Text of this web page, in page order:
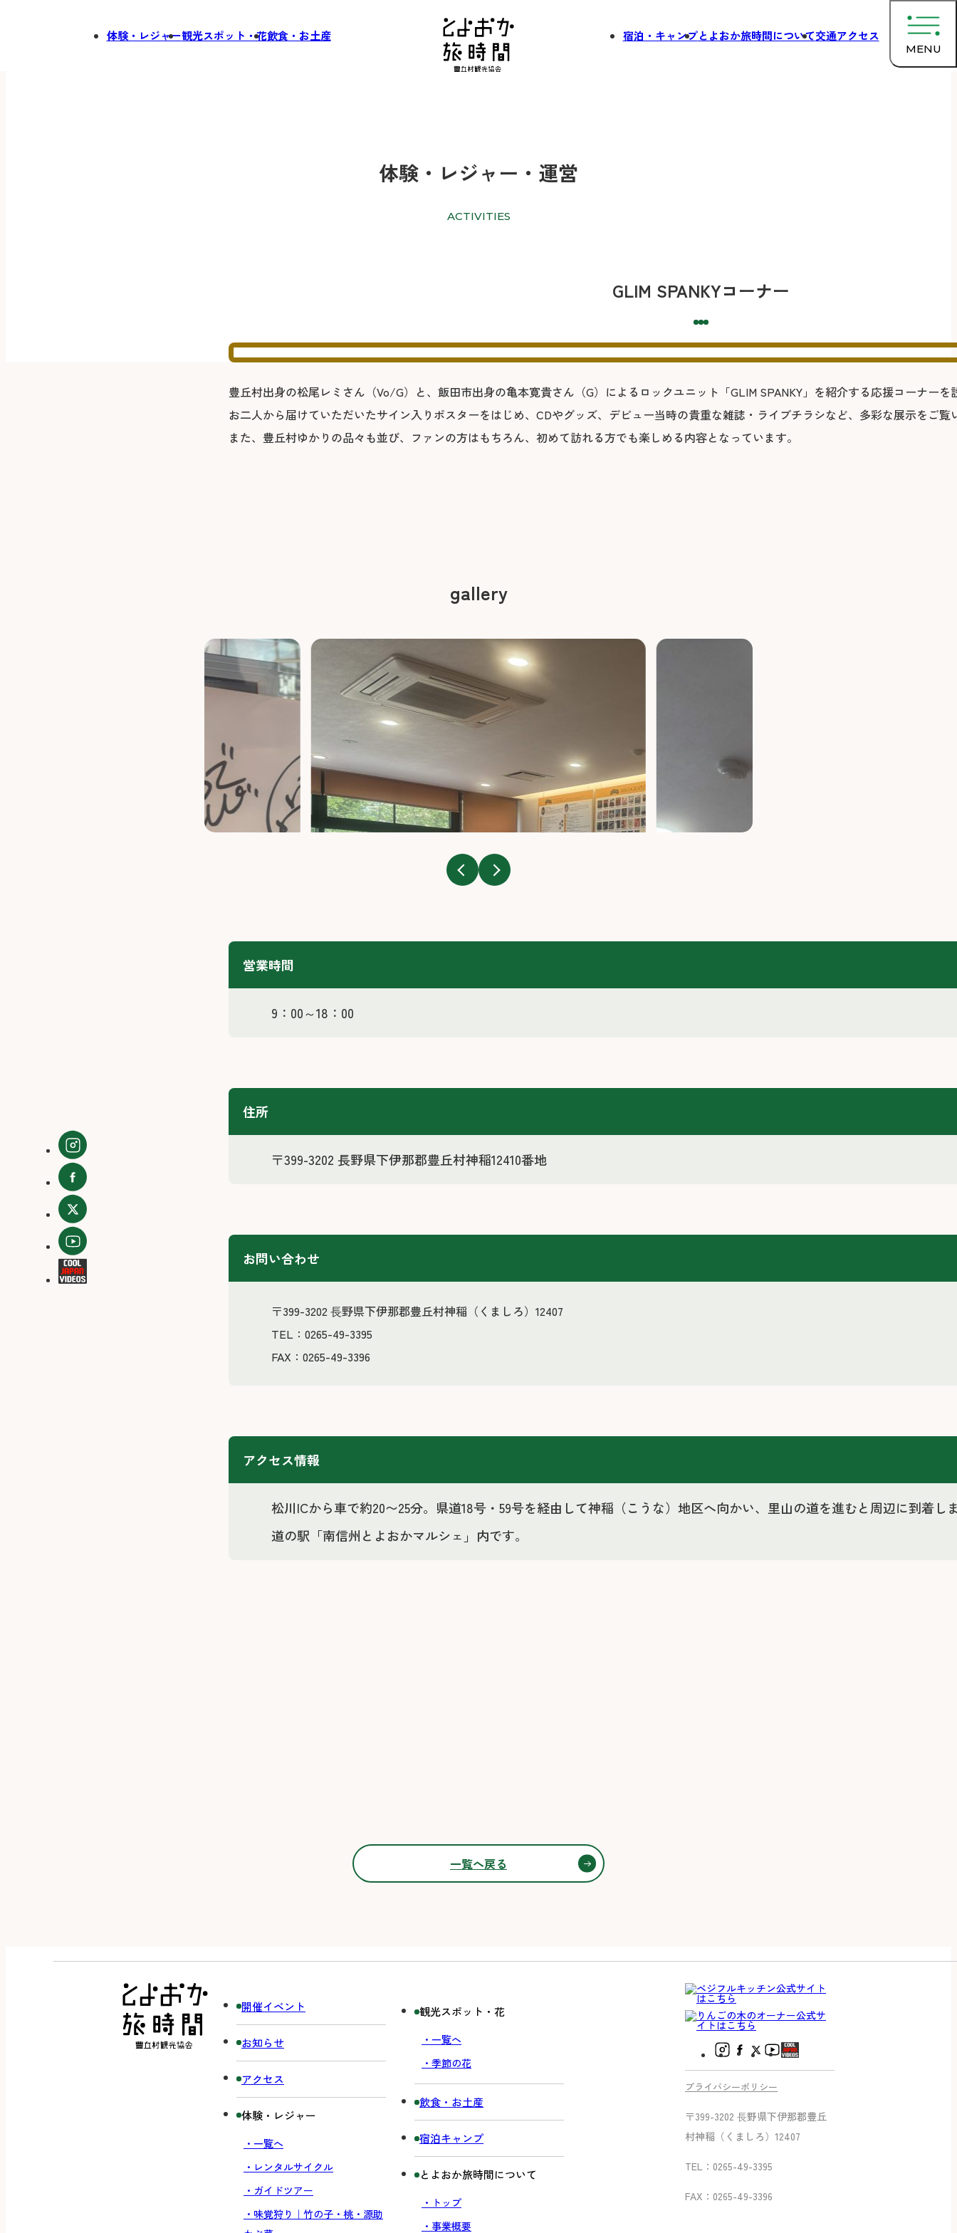
MENU
体験・レジャー観光スポット・花飲食・お土産 宿泊・キャンプとよおか旅時間について交通アクセス
体験・レジャー・運営
ACTIVITIES
GLIM SPANKYコーナー
豊丘村出身の松尾レミさん（Vo/G）と、飯田市出身の亀本寛貴さん（G）によるロックユニット「GLIM SPANKY」を紹介する応援コーナーを
お二人から届けていただいたサイン入りポスターをはじめ、CDやグッズ、デビュー当時の貴重な雑誌・ライブチラシなど、多彩な展示をご覧
また、豊丘村ゆかりの品々も並び、ファンの方はもちろん、初めて訪れる方でも楽しめる内容となっています。
gallery
営業時間
9：00～18：00
住所
〒399-3202 長野県下伊那郡豊丘村神稲12410番地
お問い合わせ
〒399-3202 ⻑野県下伊那郡豊丘村神稲（くましろ）12407
TEL：0265-49-3395
FAX：0265-49-3396
アクセス情報
松川ICから車で約20〜25分。県道18号・59号を経由して神稲（こうな）地区へ向かい、里山の道を進むと周辺に到着し
道の駅「南信州とよおかマルシェ」内です。
一覧へ戻る
開催イベント
お知らせ
アクセス
体験・レジャー
・一覧へ
・レンタルサイクル
・ガイドツアー
・味覚狩り｜竹の子・桃・源助
観光スポット・花
・一覧へ
・季節の花
飲食・お土産
宿泊キャンプ
とよおか旅時間について
・トップ
・事業概要
プライバシーポリシー
〒399-3202 ⻑野県下伊那郡豊丘
村神稲（くましろ）12407
TEL：0265-49-3395
FAX：0265-49-3396